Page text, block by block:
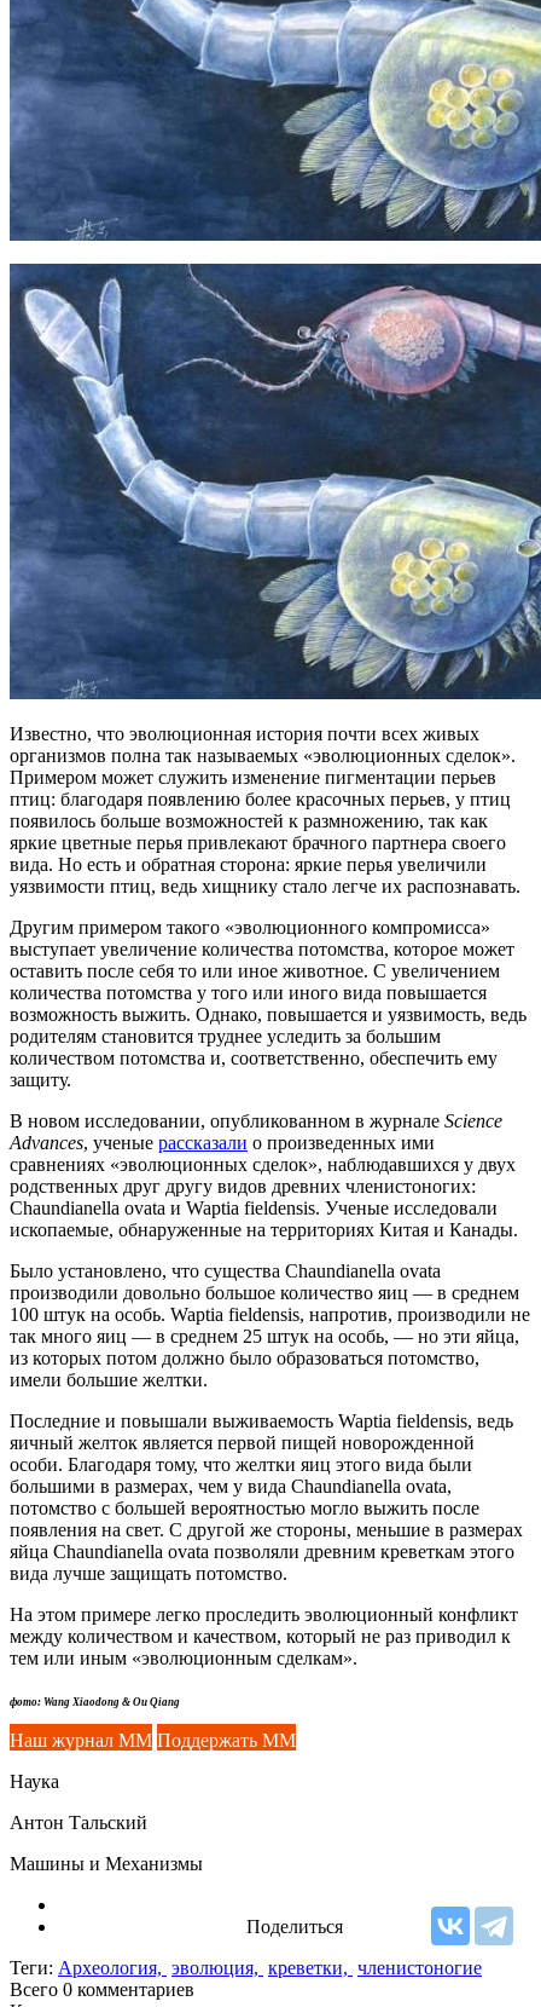
Известно, что эволюционная история почти всех живых
организмов полна так называемых «эволюционных сделок».
Примером может служить изменение пигментации перьев
птиц: благодаря появлению более красочных перьев, у птиц
появилось больше возможностей к размножению, так как
яркие цветные перья привлекают брачного партнера своего
вида. Но есть и обратная сторона: яркие перья увеличили
уязвимости птиц, ведь хищнику стало легче их распознавать.
Другим примером такого «эволюционного компромисса»
выступает увеличение количества потомства, которое может
оставить после себя то или иное животное. С увеличением
количества потомства у того или иного вида повышается
возможность выжить. Однако, повышается и уязвимость, ведь
родителям становится труднее уследить за большим
количеством потомства и, соответственно, обеспечить ему
защиту.
В новом исследовании, опубликованном в журнале Science
Advances, ученые рассказали о произведенных ими
сравнениях «эволюционных сделок», наблюдавшихся у двух
родственных друг другу видов древних членистоногих:
Chaundianella ovata и Waptia fieldensis. Ученые исследовали
ископаемые, обнаруженные на территориях Китая и Канады.
Было установлено, что существа Chaundianella ovata
производили довольно большое количество яиц — в среднем
100 штук на особь. Waptia fieldensis, напротив, производили не
так много яиц — в среднем 25 штук на особь, — но эти яйца,
из которых потом должно было образоваться потомство,
имели большие желтки.
Последние и повышали выживаемость Waptia fieldensis, ведь
яичный желток является первой пищей новорожденной
особи. Благодаря тому, что желтки яиц этого вида были
большими в размерах, чем у вида Chaundianella ovata,
потомство с большей вероятностью могло выжить после
появления на свет. С другой же стороны, меньшие в размерах
яйца Chaundianella ovata позволяли древним креветкам этого
вида лучше защищать потомство.
На этом примере легко проследить эволюционный конфликт
между количеством и качеством, который не раз приводил к
тем или иным «эволюционным сделкам».
фото: Wang Xiaodong & Ou Qiang
Наш журнал ММ Поддержать ММ
Наука
Антон Тальский
Машины и Механизмы
Поделиться
Теги: Археология, эволюция, креветки, членистоногие
Всего 0 комментариев